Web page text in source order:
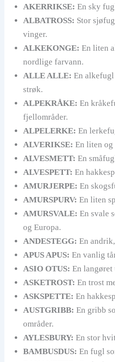
AKERRIKSE: En sky
ALBATROSS: Stor
vinger.
ALKEKONGE: En liten
nordlige farvann.
ALLE ALLE: En
strøk.
ALPEKRÅKE: En
fjellområder.
ALPELERKE: En
ALVERIKSE: En liten
ALVESMETT: En
ALVESPETT: En
AMURJERPE: En
AMURSPURV: En liten
AMURSVALE: En svale
og Europa.
ANDESTEGG: En
APUS APUS: En vanlig
ASIO OTUS: En
ASKETROST: En trost
ASKSPETTE: En
AUSTGRIBB: En gribb
områder.
AYLESBURY: En stor
BAMBUSDUS: En fugl